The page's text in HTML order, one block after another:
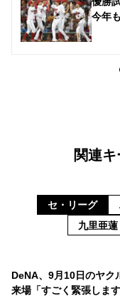
今年
関連
セ・リーグ
九里亜蓮
DeNA、9月10日のヤク
来場「すごく緊張しま